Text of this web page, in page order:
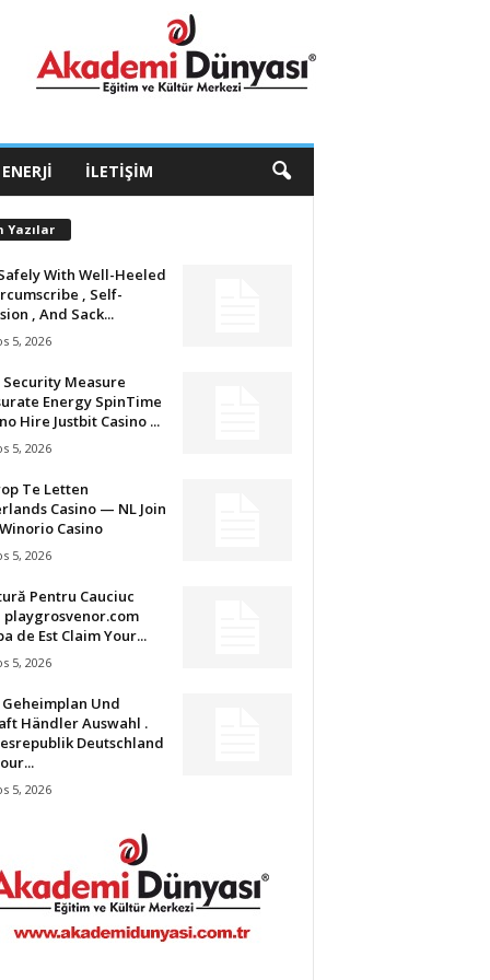
İLETIŞIM
Yazılar
With Well-Heeled
, Self-
, And Sack...
5, 2026
Security Measure
Energy SpinTime
Hire Justbit Casino ...
5, 2026
Te Letten
Casino — NL Join
Casino
5, 2026
Pentru Cauciuc
playgrosvenor.com
de Est Claim Your...
5, 2026
Und
Händler Auswahl .
Deutschland
5, 2026